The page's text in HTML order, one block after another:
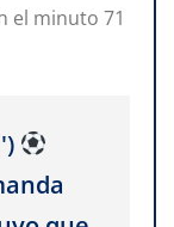
el minuto 71